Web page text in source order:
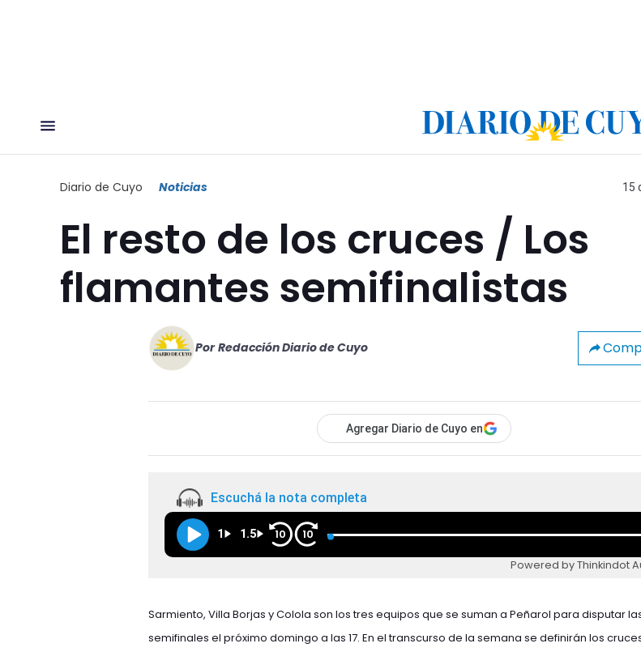
Diario de Cuyo Noticias 15
El resto de los cruces / Los
flamantes semifinalistas
Por Redacción Diario de Cuyo
Agregar Diario de Cuyo en
Escuchá la nota completa
1 1.5 10 10
Powered by Thinkindot
Sarmiento, Villa Borjas y Colola son los tres equipos que se suman a Peñarol para disputar
semifinales el próximo domingo a las 17. En el transcurso de la semana se definirán los